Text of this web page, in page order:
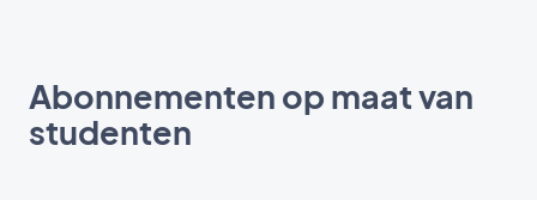
Abonnementen op maat van
studenten